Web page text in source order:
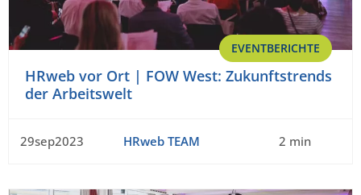
EVENTBERICHTE
HRweb vor Ort | FOW West: Zukunftstrends
der Arbeitswelt
29sep2023 HRweb TEAM 2 min